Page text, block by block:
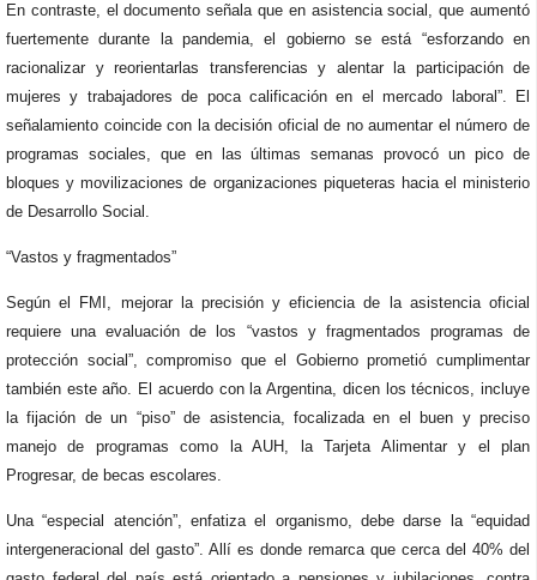
En contraste, el documento señala que en asistencia social, que aumentó
fuertemente durante la pandemia, el gobierno se está “esforzando en
racionalizar y reorientarlas transferencias y alentar la participación de
mujeres y trabajadores de poca calificación en el mercado laboral”. El
señalamiento coincide con la decisión oficial de no aumentar el número de
programas sociales, que en las últimas semanas provocó un pico de
bloques y movilizaciones de organizaciones piqueteras hacia el ministerio
de Desarrollo Social.
“Vastos y fragmentados”
Según el FMI, mejorar la precisión y eficiencia de la asistencia oficial
requiere una evaluación de los “vastos y fragmentados programas de
protección social”, compromiso que el Gobierno prometió cumplimentar
también este año. El acuerdo con la Argentina, dicen los técnicos, incluye
la fijación de un “piso” de asistencia, focalizada en el buen y preciso
manejo de programas como la AUH, la Tarjeta Alimentar y el plan
Progresar, de becas escolares.
Una “especial atención”, enfatiza el organismo, debe darse la “equidad
intergeneracional del gasto”. Allí es donde remarca que cerca del 40% del